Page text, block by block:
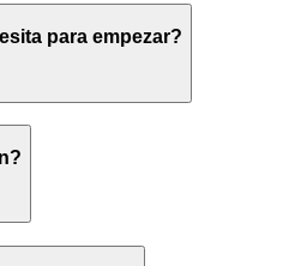
para empezar?